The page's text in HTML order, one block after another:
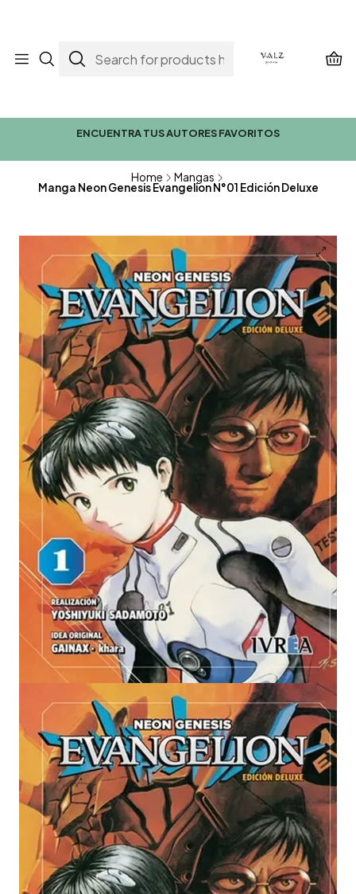
ENCUENTRA TUS AUTORES FAVORITOS
Home Mangas
Manga Neon Genesis Evangelion N°01 Edición Deluxe